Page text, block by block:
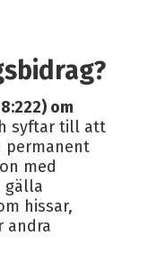
om
syftar till att
permanent
med
gälla
hissar,
andra